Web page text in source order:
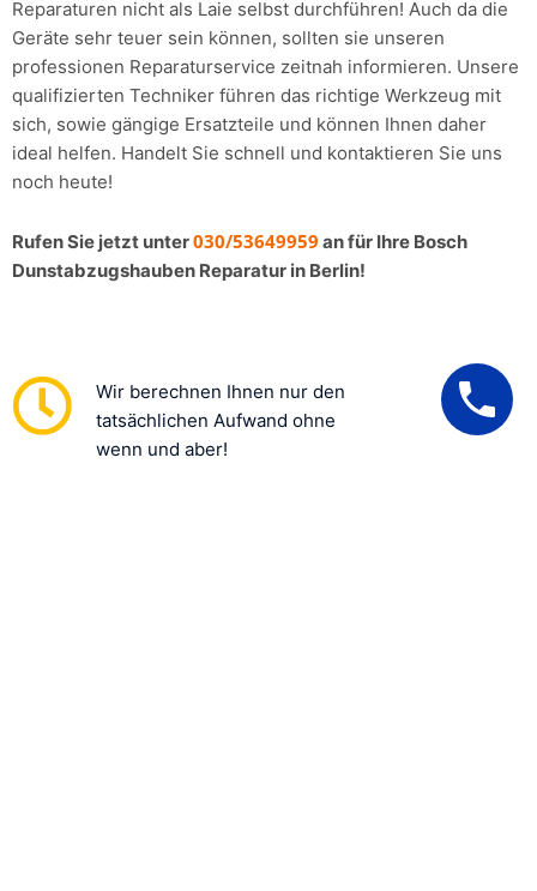
Reparaturen nicht als Laie selbst durchführen! Auch da die
Geräte sehr teuer sein können, sollten sie unseren
professionen Reparaturservice zeitnah informieren. Unsere
qualifizierten Techniker führen das richtige Werkzeug mit
sich, sowie gängige Ersatzteile und können Ihnen daher
ideal helfen. Handelt Sie schnell und kontaktieren Sie uns
noch heute!
Rufen Sie jetzt unter030/53649959 an für Ihre Bosch
Dunstabzugshauben Reparatur in Berlin!
Wir berechnen Ihnen nur den
tatsächlichen Aufwand ohne
wenn und aber!